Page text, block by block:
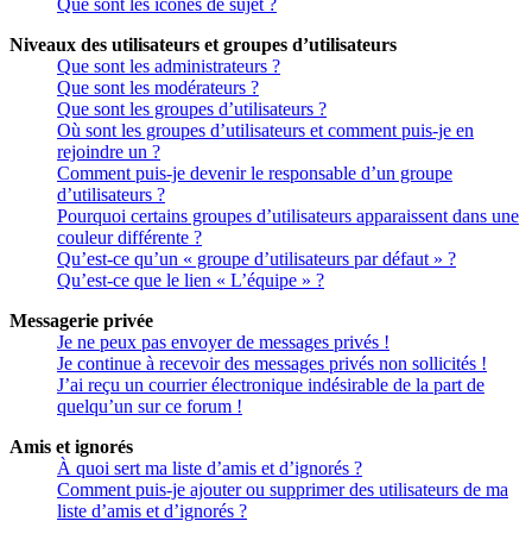
Que sont les icônes de sujet ?
Niveaux des utilisateurs et groupes d’utilisateurs
Que sont les administrateurs ?
Que sont les modérateurs ?
Que sont les groupes d’utilisateurs ?
Où sont les groupes d’utilisateurs et comment puis-je en
rejoindre un ?
Comment puis-je devenir le responsable d’un groupe
d’utilisateurs ?
Pourquoi certains groupes d’utilisateurs apparaissent dans une
couleur différente ?
Qu’est-ce qu’un « groupe d’utilisateurs par défaut » ?
Qu’est-ce que le lien « L’équipe » ?
Messagerie privée
Je ne peux pas envoyer de messages privés !
Je continue à recevoir des messages privés non sollicités !
J’ai reçu un courrier électronique indésirable de la part de
quelqu’un sur ce forum !
Amis et ignorés
À quoi sert ma liste d’amis et d’ignorés ?
Comment puis-je ajouter ou supprimer des utilisateurs de ma
liste d’amis et d’ignorés ?